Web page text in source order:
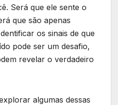
Será que ele sente o
que são apenas
os sinais de que
pode ser um desafio,
revelar o verdadeiro
algumas dessas